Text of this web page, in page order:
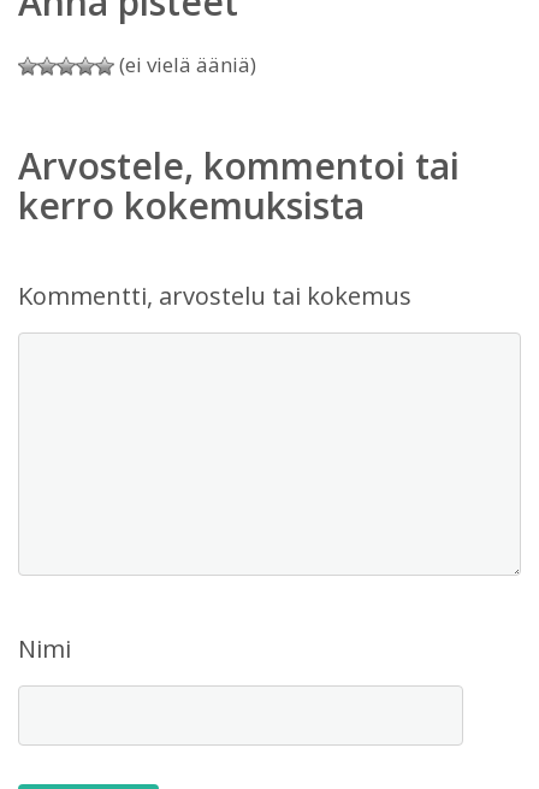
(ei vielä ääniä)
Arvostele, kommentoi tai
kerro kokemuksista
Kommentti, arvostelu tai kokemus
Nimi